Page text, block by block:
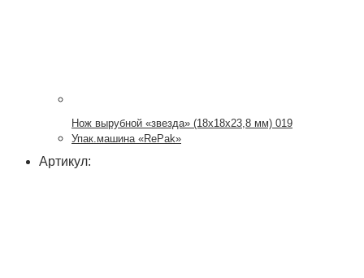
Нож вырубной «звезда» (18х18х23,8 мм) 019
Упак.машина «RePak»
Артикул: